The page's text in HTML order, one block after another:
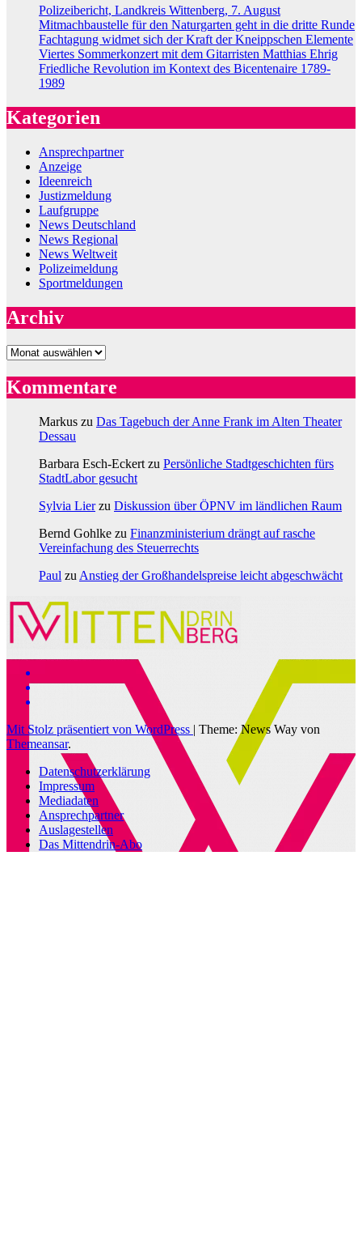
Polizeibericht, Landkreis Wittenberg, 7. August
Mitmachbaustelle für den Naturgarten geht in die dritte Runde
Fachtagung widmet sich der Kraft der Kneippschen Elemente
Viertes Sommerkonzert mit dem Gitarristen Matthias Ehrig
Friedliche Revolution im Kontext des Bicentenaire 1789-
1989
Kategorien
Ansprechpartner
Anzeige
Ideenreich
Justizmeldung
Laufgruppe
News Deutschland
News Regional
News Weltweit
Polizeimeldung
Sportmeldungen
Archiv
Archiv
Kommentare
Markus zu Das Tagebuch der Anne Frank im Alten Theater
Dessau
Barbara Esch-Eckert zu Persönliche Stadtgeschichten fürs
StadtLabor gesucht
Sylvia Lierzu Diskussion über ÖPNV im ländlichen Raum
Bernd Gohlke zu Finanzministerium drängt auf rasche
Vereinfachung des Steuerrechts
Paul zu Anstieg der Großhandelspreise leicht abgeschwächt
Mit Stolz präsentiert von WordPress | Theme: News Way von
Themeansar.
Datenschutzerklärung
Impressum
Mediadaten
Ansprechpartner
Auslagestellen
Das Mittendrin-Abo